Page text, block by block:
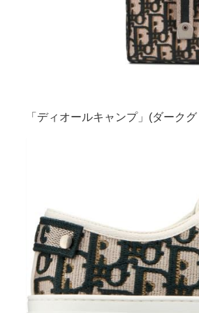
「ディオールキャンプ」(ダーク